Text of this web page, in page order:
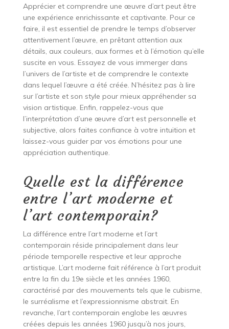
Apprécier et comprendre une œuvre d’art peut être
une expérience enrichissante et captivante. Pour ce
faire, il est essentiel de prendre le temps d’observer
attentivement l’œuvre, en prêtant attention aux
détails, aux couleurs, aux formes et à l’émotion qu’elle
suscite en vous. Essayez de vous immerger dans
l’univers de l’artiste et de comprendre le contexte
dans lequel l’œuvre a été créée. N’hésitez pas à lire
sur l’artiste et son style pour mieux appréhender sa
vision artistique. Enfin, rappelez-vous que
l’interprétation d’une œuvre d’art est personnelle et
subjective, alors faites confiance à votre intuition et
laissez-vous guider par vos émotions pour une
appréciation authentique.
Quelle est la différence
entre l’art moderne et
l’art contemporain?
La différence entre l’art moderne et l’art
contemporain réside principalement dans leur
période temporelle respective et leur approche
artistique. L’art moderne fait référence à l’art produit
entre la fin du 19e siècle et les années 1960,
caractérisé par des mouvements tels que le cubisme,
le surréalisme et l’expressionnisme abstrait. En
revanche, l’art contemporain englobe les œuvres
créées depuis les années 1960 jusqu’à nos jours,